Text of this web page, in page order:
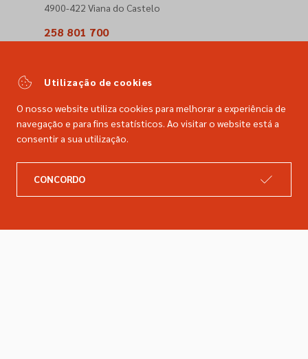
4900-422 Viana do Castelo
258 801 700
comercial@dimacer.com
Catálogo
Utilização de cookies
O nosso website utiliza cookies para melhorar a experiência de
navegação e para fins estatísticos. Ao visitar o website está a
consentir a sua utilização.
CONCORDO